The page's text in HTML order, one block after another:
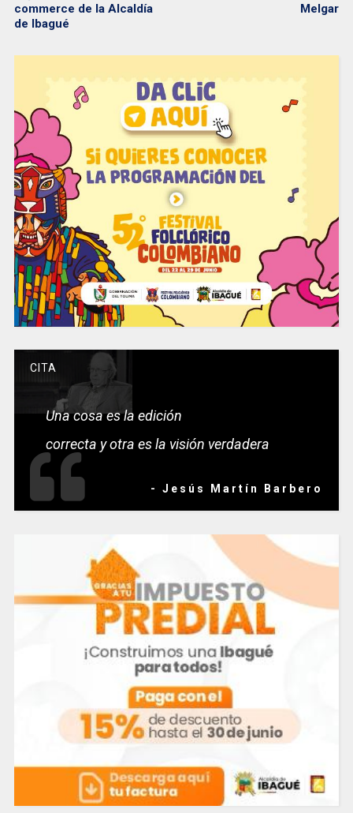
commerce de la Alcaldía
de Ibagué
Melgar
CITA
Una cosa es la edición
correcta y otra es la visión verdadera
- Jesús Martín Barbero